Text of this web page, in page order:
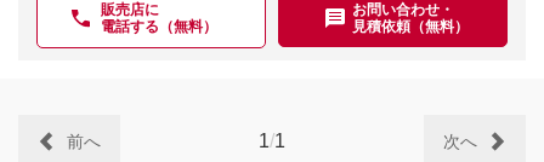
販売店に
電話する（無料）
お問い合わせ・
見積依頼（無料）
1/1
前へ 次へ